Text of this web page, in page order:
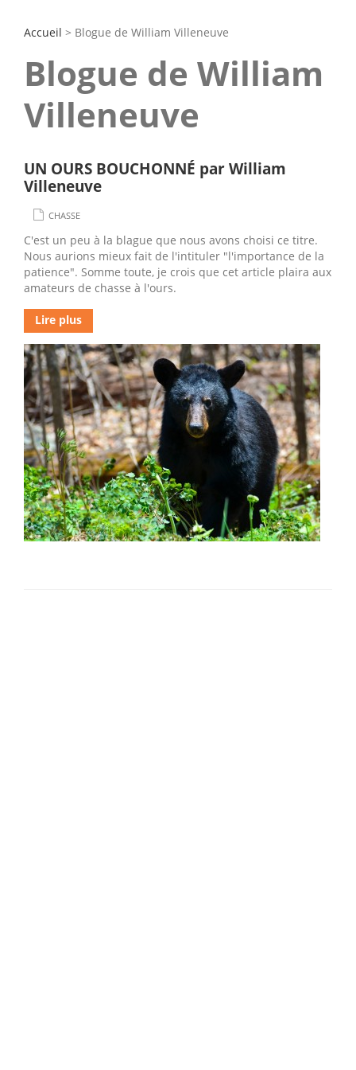
Accueil > Blogue de William Villeneuve
Blogue de William
Villeneuve
UN OURS BOUCHONNÉ par William
Villeneuve
CHASSE
C'est un peu à la blague que nous avons choisi ce titre.
Nous aurions mieux fait de l'intituler "l'importance de la
patience". Somme toute, je crois que cet article plaira aux
amateurs de chasse à l'ours.
Lire plus